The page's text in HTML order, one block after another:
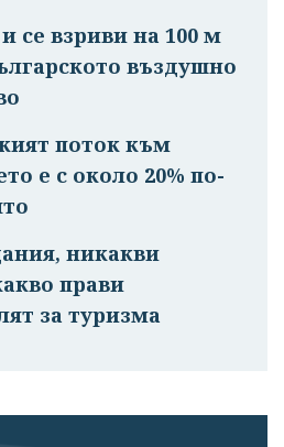
се взриви на 100 м
въздушно
поток към
е с около 20% по-
никакви
прави
за туризма